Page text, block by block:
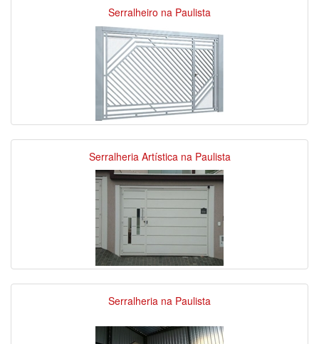
Serralheiro na Paulista
Serralheria Artística na Paulista
Serralheria na Paulista